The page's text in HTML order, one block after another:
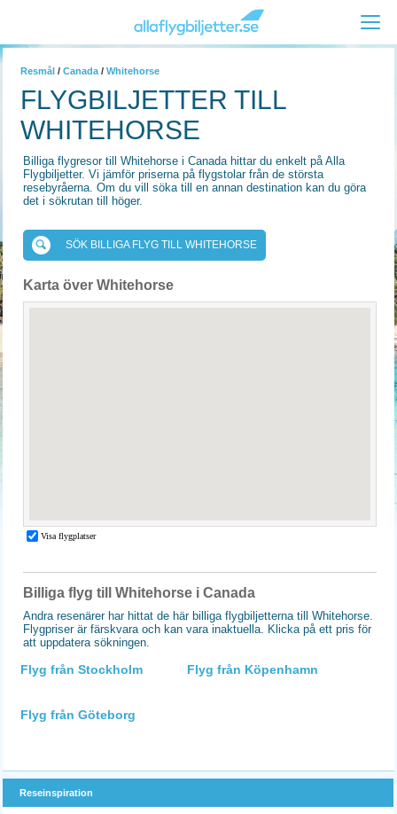
Resmål / Canada / Whitehorse
FLYGBILJETTER TILL
WHITEHORSE
Billiga flygresor till Whitehorse i Canada hittar du enkelt på Alla
Flygbiljetter. Vi jämför priserna på flygstolar från de största
resebyråerna. Om du vill söka till en annan destination kan du göra
det i sökrutan till höger.
SÖK BILLIGA FLYG TILL WHITEHORSE
Karta över Whitehorse
Billiga flyg till Whitehorse i Canada
Andra resenärer har hittat de här billiga flygbiljetterna till Whitehorse.
Flygpriser är färskvara och kan vara inaktuella. Klicka på ett pris för
att uppdatera sökningen.
Flyg från Stockholm Flyg från Köpenhamn
Flyg från Göteborg
Reseinspiration